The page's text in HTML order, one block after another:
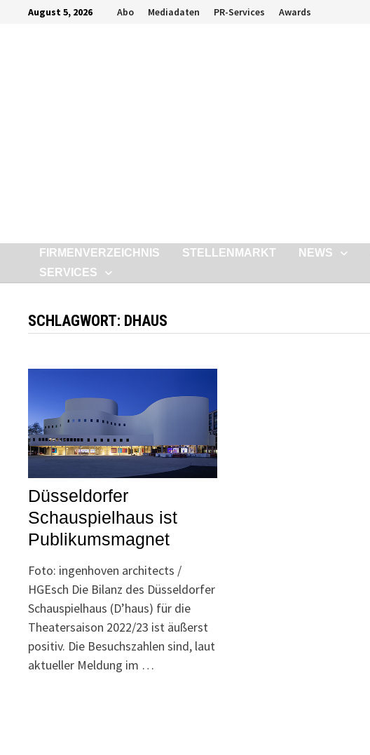
ZurückAugust 5, 2026 Abo Mediadaten PR-Services Awards
FIRMENVERZEICHNIS STELLENMARKT NEWS
SERVICES
SCHLAGWORT: DHAUS
Düsseldorfer
Schauspielhaus ist
Publikumsmagnet
Foto: ingenhoven architects /
HGEsch Die Bilanz des Düsseldorfer
Schauspielhaus (D’haus) für die
Theatersaison 2022/23 ist äußerst
positiv. Die Besuchszahlen sind, laut
aktueller Meldung im …